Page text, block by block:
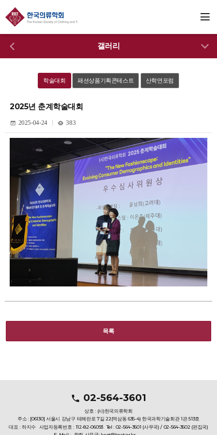
갤러리
학술대회 패션상품기획콘테스트 산학연포럼
2025년 춘계학술대회
2025-04-24 383
목록
02-564-3601
상호 : (사)한국의류학회
주소 : [06130] 서울시 강남구 테헤란로 7길 22(역삼동 635-4) 한국과학기술회관 1관 513호
대표 : 하지수 사업자등록번호 : 112-82-06093 Tel : 02-564-3601 (사무국) / 02-564-3602 (편집국)